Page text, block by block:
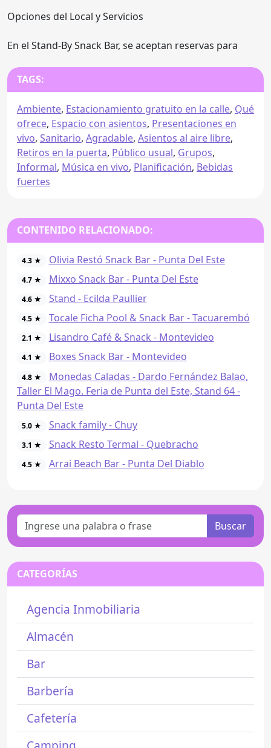
Opciones del Local y Servicios
En el Stand-By Snack Bar, se aceptan reservas para
TAGS:
Ambiente, Estacionamiento gratuito en la calle, Qué
ofrece, Espacio con asientos, Presentaciones en
vivo, Sanitario, Agradable, Asientos al aire libre,
Retiros en la puerta, Público usual, Grupos,
Informal, Música en vivo, Planificación, Bebidas
fuertes
CONTENIDO RELACIONADO:
4.3 ★ Olivia Restó Snack Bar - Punta Del Este
4.7 ★ Mixxo Snack Bar - Punta Del Este
4.6 ★ Stand - Ecilda Paullier
4.5 ★ Tocale Ficha Pool & Snack Bar - Tacuarembó
2.1 ★ Lisandro Café & Snack - Montevideo
4.1 ★ Boxes Snack Bar - Montevideo
4.8 ★
Monedas Caladas - Dardo Fernández Balao,
Taller El Mago. Feria de Punta del Este, Stand 64 -
Punta Del Este
5.0 ★ Snack family - Chuy
3.1 ★ Snack Resto Termal - Quebracho
4.5 ★ Arrai Beach Bar - Punta Del Diablo
Buscar
CATEGORÍAS
Agencia Inmobiliaria
Almacén
Bar
Barbería
Cafetería